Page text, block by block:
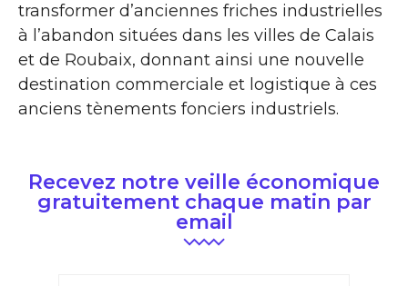
transformer d’anciennes friches industrielles
à l’abandon situées dans les villes de Calais
et de Roubaix, donnant ainsi une nouvelle
destination commerciale et logistique à ces
anciens tènements fonciers industriels.
Recevez notre veille économique
gratuitement chaque matin par
email